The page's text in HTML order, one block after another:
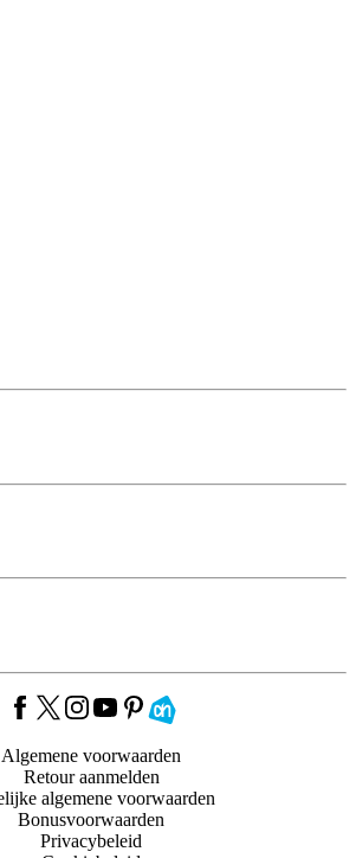
Algemene voorwaarden
Retour aanmelden
algemene voorwaarden
Bonusvoorwaarden
Privacybeleid